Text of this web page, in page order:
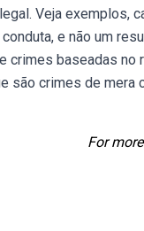
Veja exemplos,
e não um
crimes baseadas no
são crimes de
For